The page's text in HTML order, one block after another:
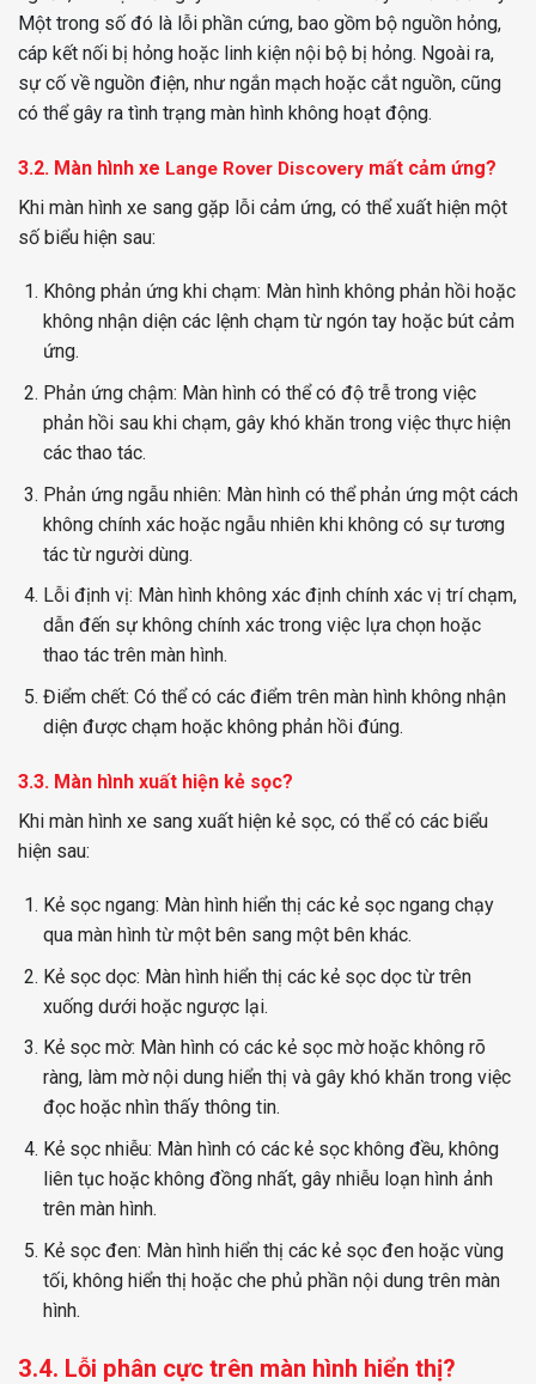
Một trong số đó là lỗi phần cứng, bao gồm bộ nguồn hỏng,
cáp kết nối bị hỏng hoặc linh kiện nội bộ bị hỏng. Ngoài ra,
sự cố về nguồn điện, như ngắn mạch hoặc cắt nguồn, cũng
có thể gây ra tình trạng màn hình không hoạt động.
3.2. Màn hình xe Lange Rover Discovery mất cảm ứng?
Khi màn hình xe sang gặp lỗi cảm ứng, có thể xuất hiện một
số biểu hiện sau:
Không phản ứng khi chạm: Màn hình không phản hồi hoặc
không nhận diện các lệnh chạm từ ngón tay hoặc bút cảm
ứng.
Phản ứng chậm: Màn hình có thể có độ trễ trong việc
phản hồi sau khi chạm, gây khó khăn trong việc thực hiện
các thao tác.
Phản ứng ngẫu nhiên: Màn hình có thể phản ứng một cách
không chính xác hoặc ngẫu nhiên khi không có sự tương
tác từ người dùng.
Lỗi định vị: Màn hình không xác định chính xác vị trí chạm,
dẫn đến sự không chính xác trong việc lựa chọn hoặc
thao tác trên màn hình.
Điểm chết: Có thể có các điểm trên màn hình không nhận
diện được chạm hoặc không phản hồi đúng.
3.3. Màn hình xuất hiện kẻ sọc?
Khi màn hình xe sang xuất hiện kẻ sọc, có thể có các biểu
hiện sau:
Kẻ sọc ngang: Màn hình hiển thị các kẻ sọc ngang chạy
qua màn hình từ một bên sang một bên khác.
Kẻ sọc dọc: Màn hình hiển thị các kẻ sọc dọc từ trên
xuống dưới hoặc ngược lại.
Kẻ sọc mờ: Màn hình có các kẻ sọc mờ hoặc không rõ
ràng, làm mờ nội dung hiển thị và gây khó khăn trong việc
đọc hoặc nhìn thấy thông tin.
Kẻ sọc nhiễu: Màn hình có các kẻ sọc không đều, không
liên tục hoặc không đồng nhất, gây nhiễu loạn hình ảnh
trên màn hình.
Kẻ sọc đen: Màn hình hiển thị các kẻ sọc đen hoặc vùng
tối, không hiển thị hoặc che phủ phần nội dung trên màn
hình.
3.4. Lỗi phân cực trên màn hình hiển thị?